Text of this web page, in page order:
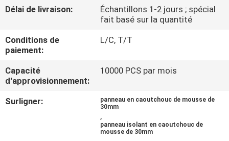
QUALITÉ
CONTACTEZ-
NOUS
BLOG
Délai de livraison:
Échantillons 1-2 jours ; spécial
fait basé sur la quantité
Conditions de
paiement:
L/C, T/T
Capacité
d'approvisionnement:
10000 PCS par mois
Surligner:
panneau en caoutchouc de mousse de
30mm
,
panneau isolant en caoutchouc de
mousse de 30mm